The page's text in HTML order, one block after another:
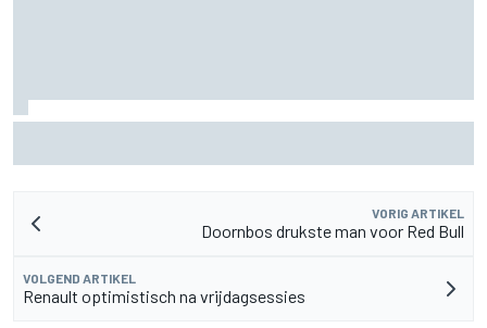
VORIG ARTIKEL
Doornbos drukste man voor Red Bull
VOLGEND ARTIKEL
Renault optimistisch na vrijdagsessies